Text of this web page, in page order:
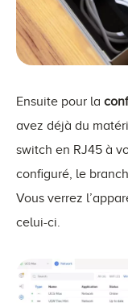
Ensuite pour la
avez déjà du
switch en RJ45 à
configuré, le
Vous verrez
celui-ci.